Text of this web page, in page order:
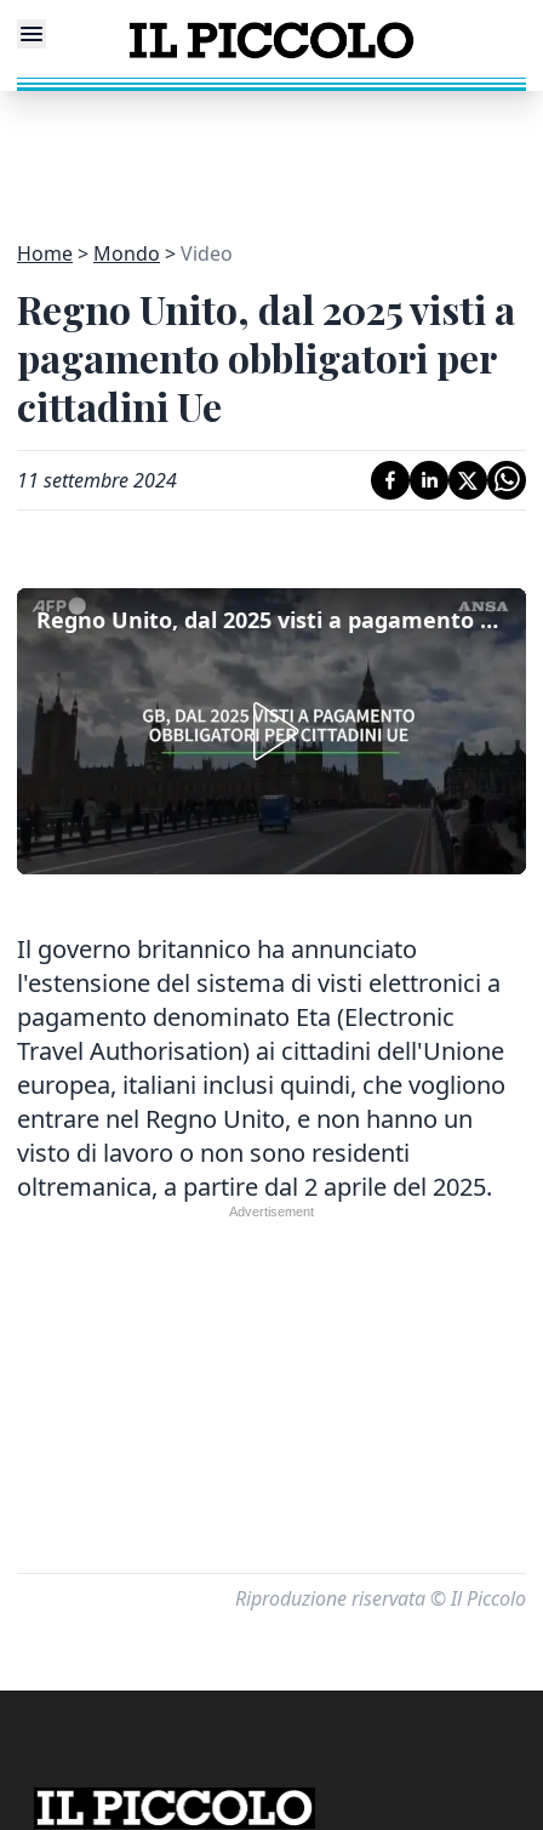
Home Mondo Video
Regno Unito, dal 2025 visti a
pagamento obbligatori per
cittadini Ue
11 settembre 2024
Regno Unito, dal 2025 visti a pagamento obbligatori per cittadini Ue
Il governo britannico ha annunciato
l'estensione del sistema di visti elettronici a
pagamento denominato Eta (Electronic
Travel Authorisation) ai cittadini dell'Unione
europea, italiani inclusi quindi, che vogliono
entrare nel Regno Unito, e non hanno un
visto di lavoro o non sono residenti
oltremanica, a partire dal 2 aprile del 2025.
Riproduzione riservata © Il Piccolo